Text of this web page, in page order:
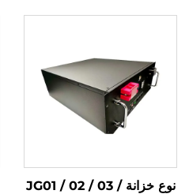
كيلوواط/5 كيلوواط، مع
ساعة/10 كيلوواط ساعة،
لنظام تخزين الطاقة المنزلي
بالطاقة الشمسية
نوع خزانة JG01 / 02 / 03 /